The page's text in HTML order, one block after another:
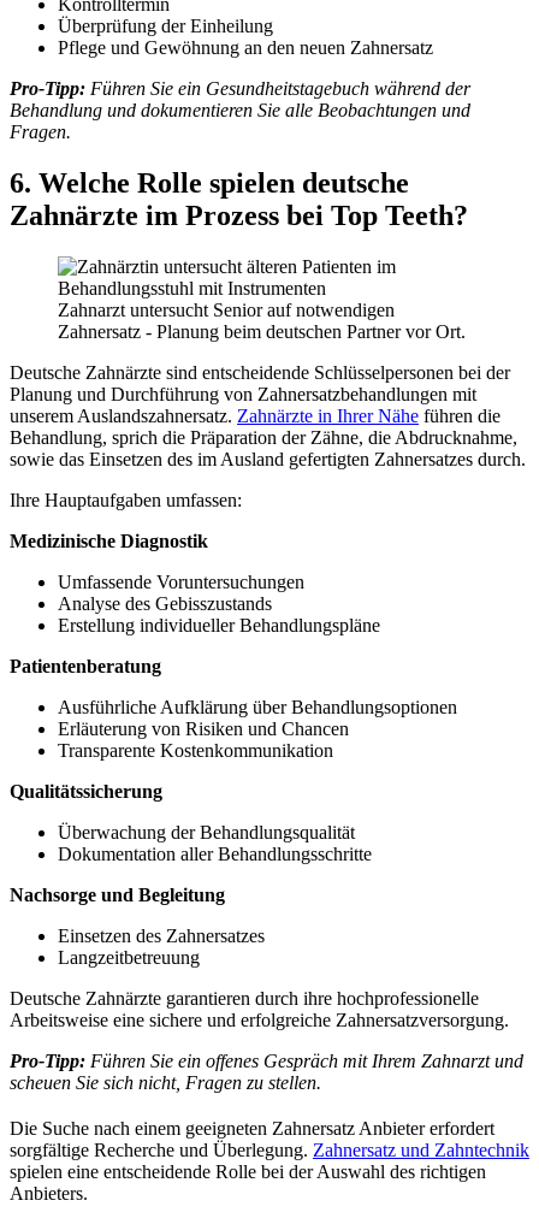
Kontrolltermin
Überprüfung der Einheilung
Pflege und Gewöhnung an den neuen Zahnersatz
Pro-Tipp: Führen Sie ein Gesundheitstagebuch während der
Behandlung und dokumentieren Sie alle Beobachtungen und
Fragen.
6. Welche Rolle spielen deutsche
Zahnärzte im Prozess bei Top Teeth?
Zahnarzt untersucht Senior auf notwendigen
Zahnersatz - Planung beim deutschen Partner vor Ort.
Deutsche Zahnärzte sind entscheidende Schlüsselpersonen bei der
Planung und Durchführung von Zahnersatzbehandlungen mit
unserem Auslandszahnersatz. Zahnärzte in Ihrer Nähe führen die
Behandlung, sprich die Präparation der Zähne, die Abdrucknahme,
sowie das Einsetzen des im Ausland gefertigten Zahnersatzes durch.
Ihre Hauptaufgaben umfassen:
Medizinische Diagnostik
Umfassende Voruntersuchungen
Analyse des Gebisszustands
Erstellung individueller Behandlungspläne
Patientenberatung
Ausführliche Aufklärung über Behandlungsoptionen
Erläuterung von Risiken und Chancen
Transparente Kostenkommunikation
Qualitätssicherung
Überwachung der Behandlungsqualität
Dokumentation aller Behandlungsschritte
Nachsorge und Begleitung
Einsetzen des Zahnersatzes
Langzeitbetreuung
Deutsche Zahnärzte garantieren durch ihre hochprofessionelle
Arbeitsweise eine sichere und erfolgreiche Zahnersatzversorgung.
Pro-Tipp: Führen Sie ein offenes Gespräch mit Ihrem Zahnarzt und
scheuen Sie sich nicht, Fragen zu stellen.
Die Suche nach einem geeigneten Zahnersatz Anbieter erfordert
sorgfältige Recherche und Überlegung. Zahnersatz und Zahntechnik
spielen eine entscheidende Rolle bei der Auswahl des richtigen
Anbieters.